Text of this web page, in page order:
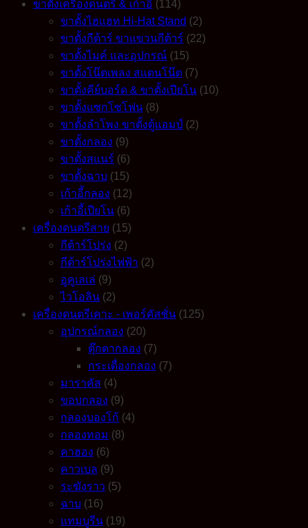
ขาตั้งเครื่องดนตรี & เก้าอี้ (114)
ขาตั้งไฮแฮท Hi-Hat Stand (2)
ขาตั้งกีต้าร์ ขาแขวนกีต้าร์ (22)
ขาตั้งไมค์ และอุปกรณ์ (15)
ขาตั้งโน๊ตเพลง สแตนโน๊ต (7)
ขาตั้งคีย์บอร์ด & ขาตั้งเปียโน (10)
ขาตั้งแซกโซโฟน (8)
ขาตั้งลำโพง ขาตั้งตู้แอมป์ (2)
ขาตั้งกลอง (9)
ขาตั้งสแนร์ (6)
ขาตั้งฉาบ (15)
เก้าอี้กลอง (12)
เก้าอี้เปียโน (6)
เครื่องดนตรีสาย (15)
กีต้าร์โปร่ง (2)
กีต้าร์โปร่งไฟฟ้า (2)
อูคูเลเล่ (9)
ไวโอลิน (2)
เครื่องดนตรีเคาะ - เพอร์คัสชั่น (125)
อุปกรณ์กลอง (20)
ตุ๊กตากลอง (7)
กระเดื่องกลอง (7)
มาราคัส (4)
ขอบกลอง (9)
กลองบองโก้ (4)
กลองทอม (8)
คาฮอง (6)
คาวเบล (9)
ระฆังราว (5)
ฉาบ (16)
แทมบูรีน (19)